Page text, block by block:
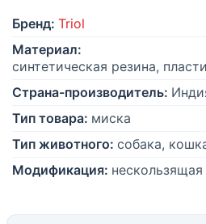
Бренд: Triol
Материал:
синтетическая резина,
Страна-производитель:
Тип товара: миска
Тип животного: собака,
Модификация: нескользящая